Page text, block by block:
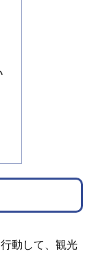
動して、観光